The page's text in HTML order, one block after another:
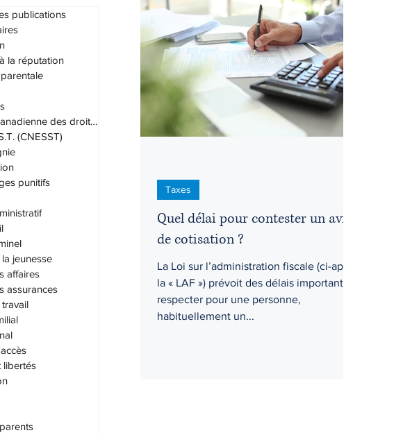
publications
la réputation
Charte canadienne des droits et lib
(CNESST)
punitifs
jeunesse
affaires
assurances
libertés
Droit administratif Droit civil Droit criminel
Droit du travail Droit familial Droit pénal
Quel délai pour contester un avis
de cotisation ?
La Loi sur l’administration fiscale (ci-après
la « LAF ») prévoit des délais importants à
respecter pour une personne,
habituellement un...
Taxes